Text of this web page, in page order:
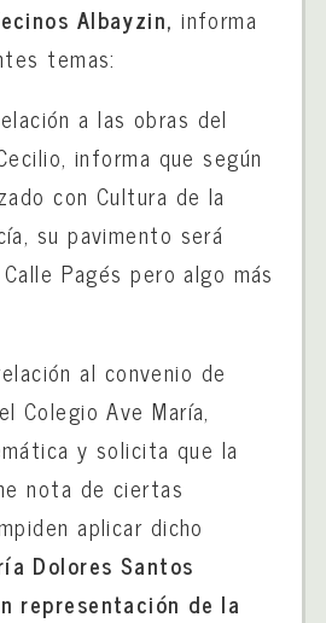
Albayzin,informa
temas:
a las obras del
informa que según
con Cultura de la
su pavimento será
Pagés pero algo más
al convenio de
Colegio Ave María,
y solicita que la
nota de ciertas
aplicar dicho
Dolores Santos
representación de la